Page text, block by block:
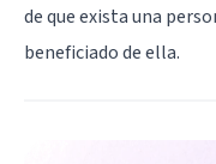
de que exista una
beneficiado de ella.